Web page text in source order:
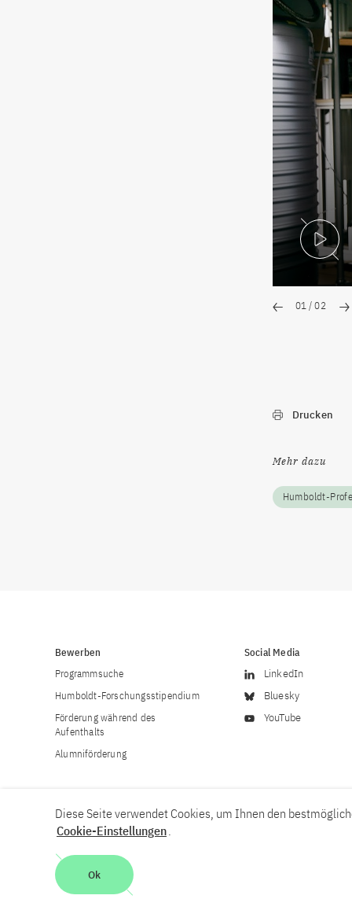
01 / 02
Drucken
Mehr dazu
Humboldt-
Bewerben
Programmsuche
Humboldt-Forschungsstipendium
Förderung während des
Aufenthalts
Alumniförderung
Social Media
LinkedIn
Bluesky
YouTube
Diese Seite verwendet Cookies, um Ihnen den
Cookie-Einstellungen.
Ok